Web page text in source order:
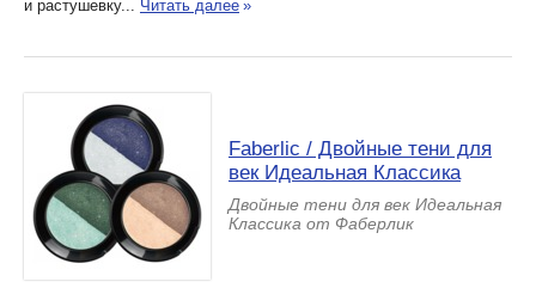
и растушевку... Читать далее »
Faberlic / Двойные тени для
век Идеальная Классика
Двойные тени для век Идеальная
Классика от Фаберлик